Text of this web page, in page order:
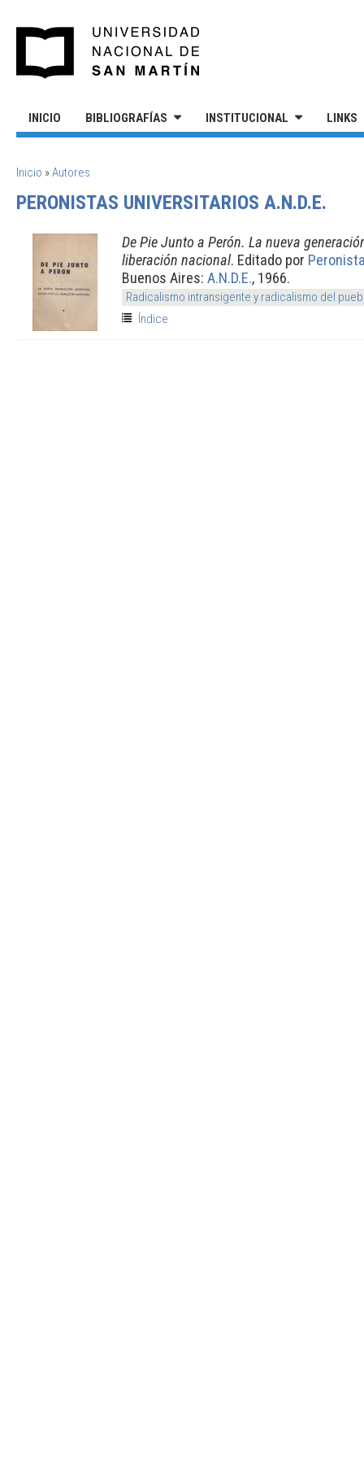
INICIO BIBLIOGRAFÍAS INSTITUCIONAL LINKS
SE ENCUENTRA USTED AQUÍ
Inicio »Autores
PERONISTAS UNIVERSITARIOS A.N.D.E.
De Pie Junto a Perón. La nueva
liberación nacional. Editado por
Buenos Aires: A.N.D.E., 1966.
Radicalismo intransigente y radicalismo del
Índice